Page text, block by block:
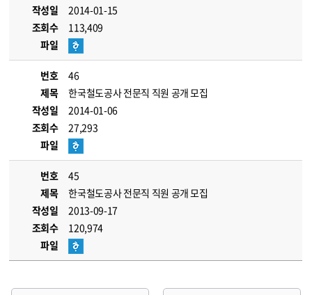
작성일
2014-01-15
조회수
113,409
파일
번호
46
제목
한국철도공사 전문직 직원 공개 모집
작성일
2014-01-06
조회수
27,293
파일
번호
45
제목
한국철도공사 전문직 직원 공개 모집
작성일
2013-09-17
조회수
120,974
파일